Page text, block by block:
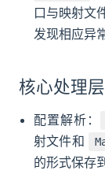
口与映射文
发现相应异
核心处理层
配置解析：
射文件和
的形式保存